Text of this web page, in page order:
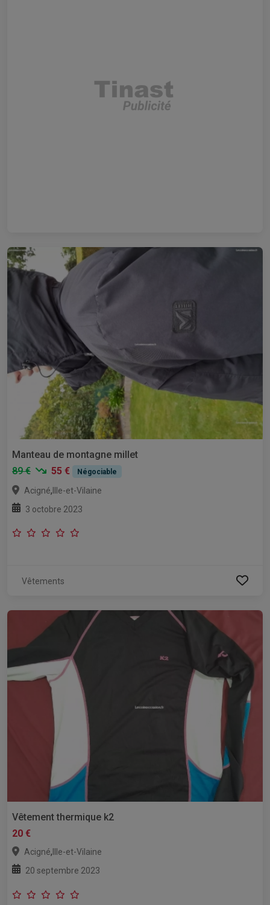
Manteau de montagne millet
89 €
55 € Négociable
Acigné, Ille-et-Vilaine
3 octobre 2023
Vêtements
Vêtement thermique k2
20 €
Acigné, Ille-et-Vilaine
20 septembre 2023